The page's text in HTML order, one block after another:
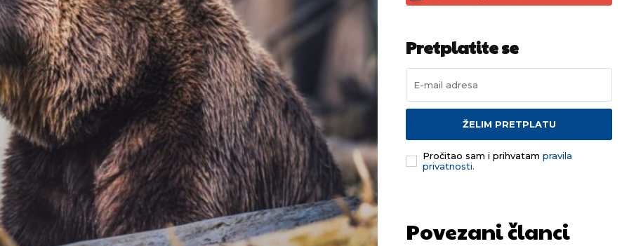
Pretplatite se
ŽELIM PRETPLATU
Pročitao sam i prihvatam pravila
privatnosti.
Povezani članci